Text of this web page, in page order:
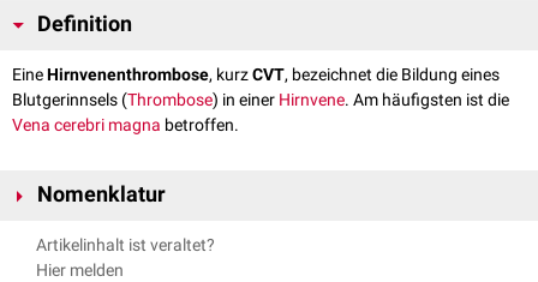
Definition
EineHirnvenenthrombose, kurzCVT, bezeichnet die Bildung eines
Blutgerinnsels (Thrombose) in einer Hirnvene. Am häufigsten ist die
Vena cerebri magna betroffen.
Nomenklatur
Die Hirnvenenthrombose wird von einigen Autoren von der
Sinusthrombose
Artikelinhalt ist veraltet?
Hier melden